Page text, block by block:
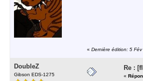
« Dernière édition: 5
DoubleZ
Gibson EDS-1275
Re :
«